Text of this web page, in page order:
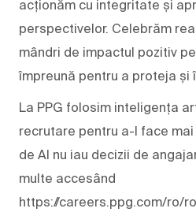
acționăm cu integritate și
perspectivelor. Celebrăm
mândri de impactul pozitiv
împreună pentru a proteja și
La PPG folosim inteligența
recrutare pentru a-l face
de AI nu iau decizii de
multe accesând
https://careers.ppg.com/ro/